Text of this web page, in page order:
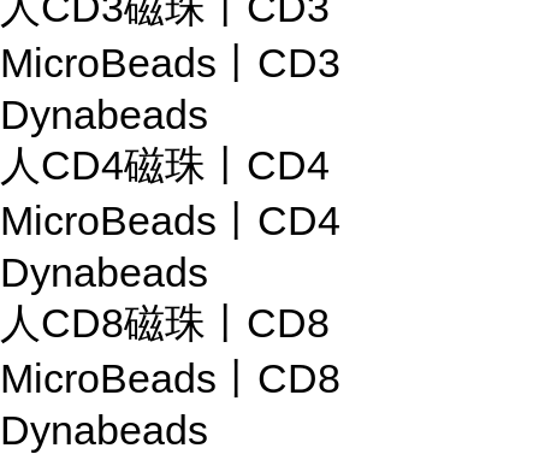
MicroBeads丨CD3
Dynabeads
人CD4磁珠丨CD4
MicroBeads丨CD4
Dynabeads
人CD8磁珠丨CD8
MicroBeads丨CD8
Dynabeads